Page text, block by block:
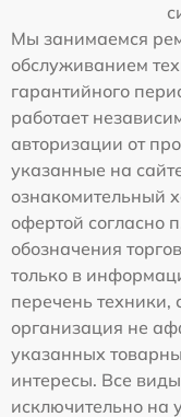
Мы занимаемся
обслуживанием
гарантийного
работает
авторизации от
указанные на
ознакомительный
офертой согласно
обозначения
только в
перечень
организация не
указанных
интересы. Все
исключительно на